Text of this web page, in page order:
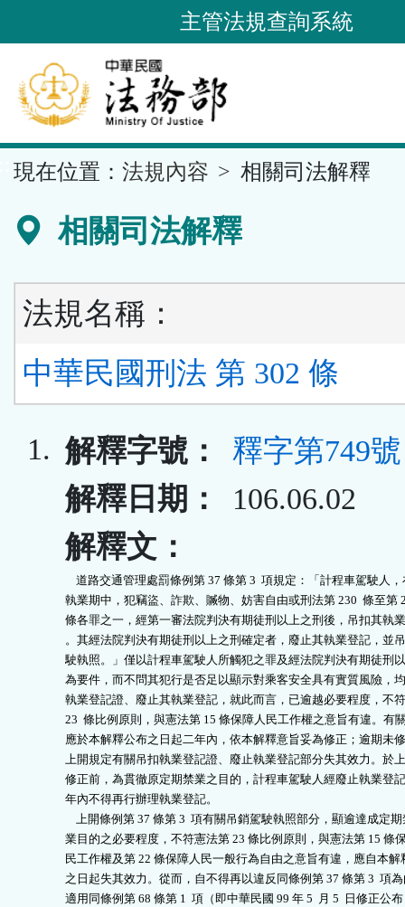
到
要
內
容
區
主管法規查詢系統
現在位置： 法規內容 相關司法解釋
相關司法解釋
法規名稱：
中華民國刑法 第 302 條
1. 解釋字號：
釋字第749號
解釋日期：
106.06.02
解釋文：
道路交通管理處罰條例第 37 條第 3  項規定：「計程車駕駛人
執業期中，犯竊盜、詐欺、贓物、妨害自由或刑法第 230  條至第
條各罪之一，經第一審法院判決有期徒刑以上之刑後，吊扣其執
。其經法院判決有期徒刑以上之刑確定者，廢止其執業登記，並
駛執照。」僅以計程車駕駛人所觸犯之罪及經法院判決有期徒刑
為要件，而不問其犯行是否足以顯示對乘客安全具有實質風險，
執業登記證、廢止其執業登記，就此而言，已逾越必要程度，不
23  條比例原則，與憲法第 15 條保障人民工作權之意旨有違。有
應於本解釋公布之日起二年內，依本解釋意旨妥為修正；逾期未
上開規定有關吊扣執業登記證、廢止執業登記部分失其效力。於
修正前，為貫徹原定期禁業之目的，計程車駕駛人經廢止執業登
年內不得再行辦理執業登記。
上開條例第 37 條第 3  項有關吊銷駕駛執照部分，顯逾達成定
業目的之必要程度，不符憲法第 23 條比例原則，與憲法第 15 條
民工作權及第 22 條保障人民一般行為自由之意旨有違，應自本解
之日起失其效力。從而，自不得再以違反同條例第 37 條第 3  項
適用同條例第 68 條第 1  項（即中華民國 99 年 5  月 5  日修正公布